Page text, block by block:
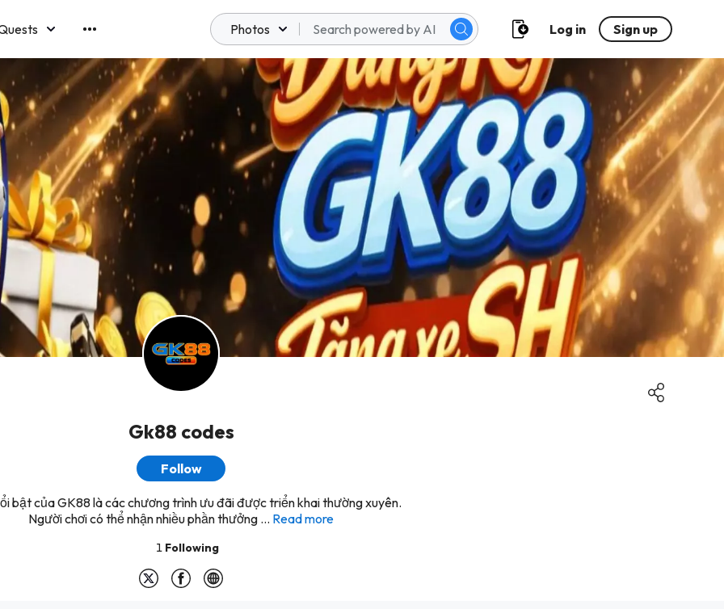
Photos Log in Sign up
Gk88 codes
Follow
bật của GK88 là các chương trình ưu đãi được triển khai thường xuyên.
Người chơi có thể nhận nhiều phần thưởng ... Read more
1 Following